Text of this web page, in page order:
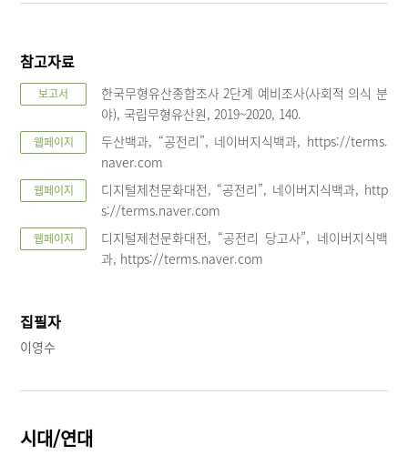
참고자료
보고서
한국무형유산종합조사 2단계 예비조사(사회적 의식 분
야), 국립무형유산원, 2019~2020, 140.
웹페이지
두산백과, “공전리”, 네이버지식백과, https://terms.
naver.com
웹페이지
디지털제천문화대전, “공전리”, 네이버지식백과, http
s://terms.naver.com
웹페이지
디지털제천문화대전, “공전리 당고사”, 네이버지식백
과, https://terms.naver.com
집필자
이영수
시대/연대